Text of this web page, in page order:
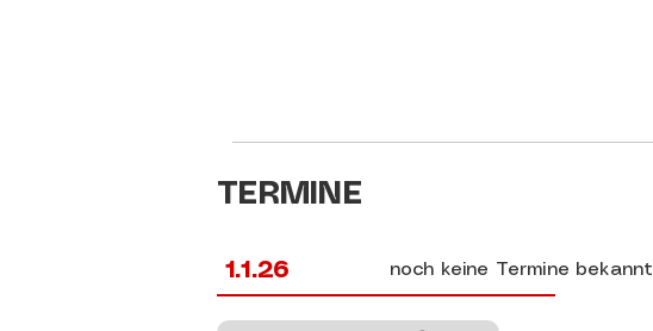
TERMINE
1.1.26 noch keine Termine bekannt